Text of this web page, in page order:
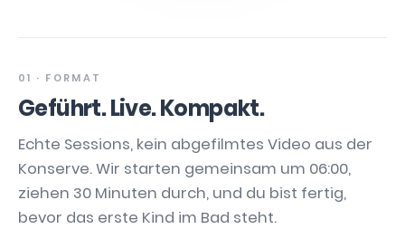
01 · FORMAT
Geführt. Live. Kompakt.
Echte Sessions, kein abgefilmtes Video aus der
Konserve. Wir starten gemeinsam um 06:00,
ziehen 30 Minuten durch, und du bist fertig,
bevor das erste Kind im Bad steht.